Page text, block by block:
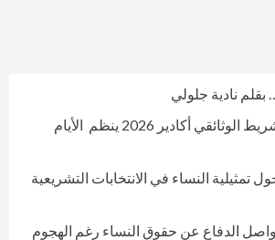
نادية جلولي
المهرجان الدولي للشريط الوثائقي أكادير 2026 ينظم الأيام
النساء في الانتخابات التشريعية
تواصل الدفاع عن حقوق النساء رغم الهجوم